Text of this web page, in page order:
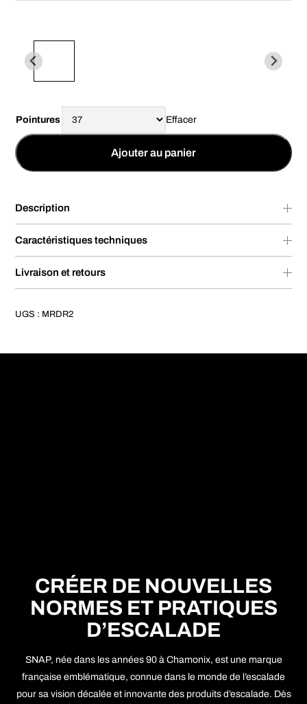
Pointures Effacer
Ajouter au panier
Description
Caractéristiques techniques
Livraison et retours
UGS : MRDR2
CRÉER DE NOUVELLES
NORMES ET PRATIQUES
D’ESCALADE
SNAP, née dans les années 90 à Chamonix, est une marque
française emblématique, connue dans le monde de l’escalade
pour sa vision décalée et innovante des produits d’escalade. Dès